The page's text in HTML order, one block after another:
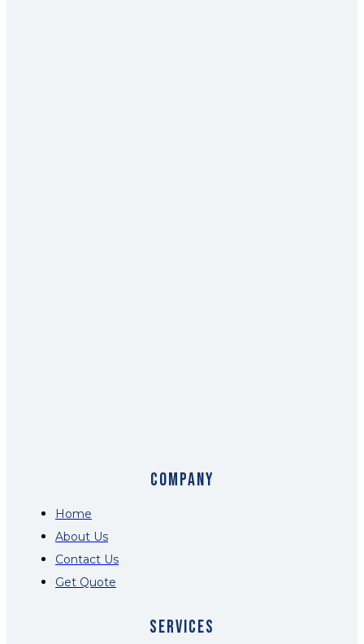
COMPANY
Home
About Us
Contact Us
Get Quote
Services